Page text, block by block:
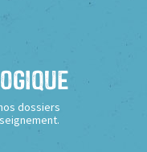
dossiers